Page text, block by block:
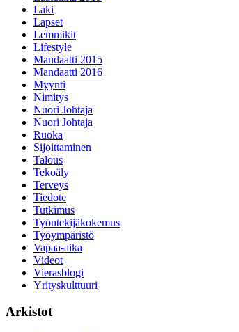
Laki
Lapset
Lemmikit
Lifestyle
Mandaatti 2015
Mandaatti 2016
Myynti
Nimitys
Nuori Johtaja
Nuori Johtaja
Ruoka
Sijoittaminen
Talous
Tekoäly
Terveys
Tiedote
Tutkimus
Työntekijäkokemus
Työympäristö
Vapaa-aika
Videot
Vierasblogi
Yrityskulttuuri
Arkistot